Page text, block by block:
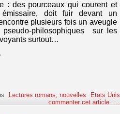
: des pourceaux qui courent et
doit fuir devant un
plusieurs fois un aveugle
pseudo-philosophiques sur les
surtout…
Lectures romans, nouvelles
Etats Unis
commenter cet article
…